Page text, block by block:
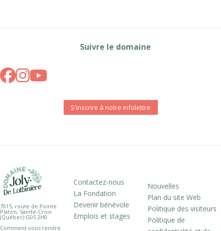
Suivre le domaine
S'inscrire à notre infolettre
7015, route de Pointe
Platon, Sainte-Croix
(Québec) G0S 2H0
Comment vous rendre
Contactez-nous
La Fondation
Devenir bénévole
Emplois et stages
Nouvelles
Plan du site Web
Politique des visiteurs
Politique de